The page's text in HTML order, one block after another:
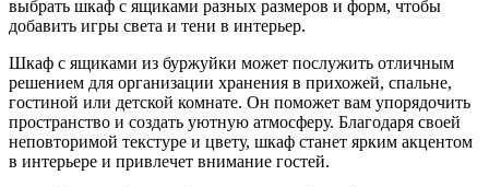
выбрать шкаф с ящиками разных размеров и форм, чтобы
добавить игры света и тени в интерьер.
Шкаф с ящиками из буржуйки может послужить отличным
решением для организации хранения в прихожей, спальне,
гостиной или детской комнате. Он поможет вам упорядочить
пространство и создать уютную атмосферу. Благодаря своей
неповторимой текстуре и цвету, шкаф станет ярким акцентом
в интерьере и привлечет внимание гостей.